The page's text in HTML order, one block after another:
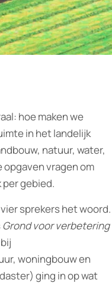
hoe maken we
in het landelijk
natuur, water,
opgaven vragen om
gebied.
sprekers het woord.
Grond voor verbetering
woningbouw en
ging in op wat